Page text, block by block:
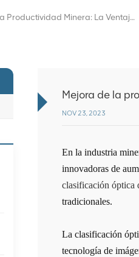
Mejora De La Productividad Minera: La Ventaja De La Clasificación Óptica De Minerales
Mejora de la
NOV 23, 2023
En la industria
innovadoras de
clasificación óptica
tradicionales.
La clasificación
tecnología de